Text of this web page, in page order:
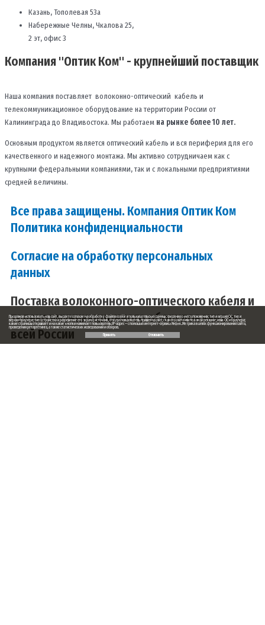
Казань, Тополевая 53а
Набережные Челны, Чкалова 25,
2 эт, офис 3
Компания "Оптик Ком" - крупнейший поставщик
Наша компания поставляет волоконно-оптический кабель и
телекоммуникационное оборудование на территории России от
Калининграда до Владивостока. Мы работаем на рынке более 10 лет.
Основным продуктом является оптический кабель и вся периферия для его
качественного и надежного монтажа. Мы активно сотрудничаем как с
крупными федеральными компаниями, так и с локальными предприятиями
средней величины.
Все права защищены. Компания Оптик Ком
Политика конфиденциальности
Согласие на обработку персональных
данных
Поставка волоконного-оптического кабеля и
телекоммуникационного оборудования по
всей России
Продолжая использовать наш сайт, вы даете согласие на обработку файлов cookie и пользовательских данных: сведения о местоположении; тип и версия ОС; тип и
версия браузера; тип устройства и разрешение его экрана; источник, откуда пользователь пришел на сайт; с какого сайта или по какой рекламе; язык ОС и браузера;
какие страницы открывает и на какие кнопки нажимает пользователь; IP-адрес — с помощью интернет-сервиса Яндекс.Метрика в целях функционирования сайта,
проведения ретаргетинга, а также статистических исследований и обзоров.
Принять
Отклонить